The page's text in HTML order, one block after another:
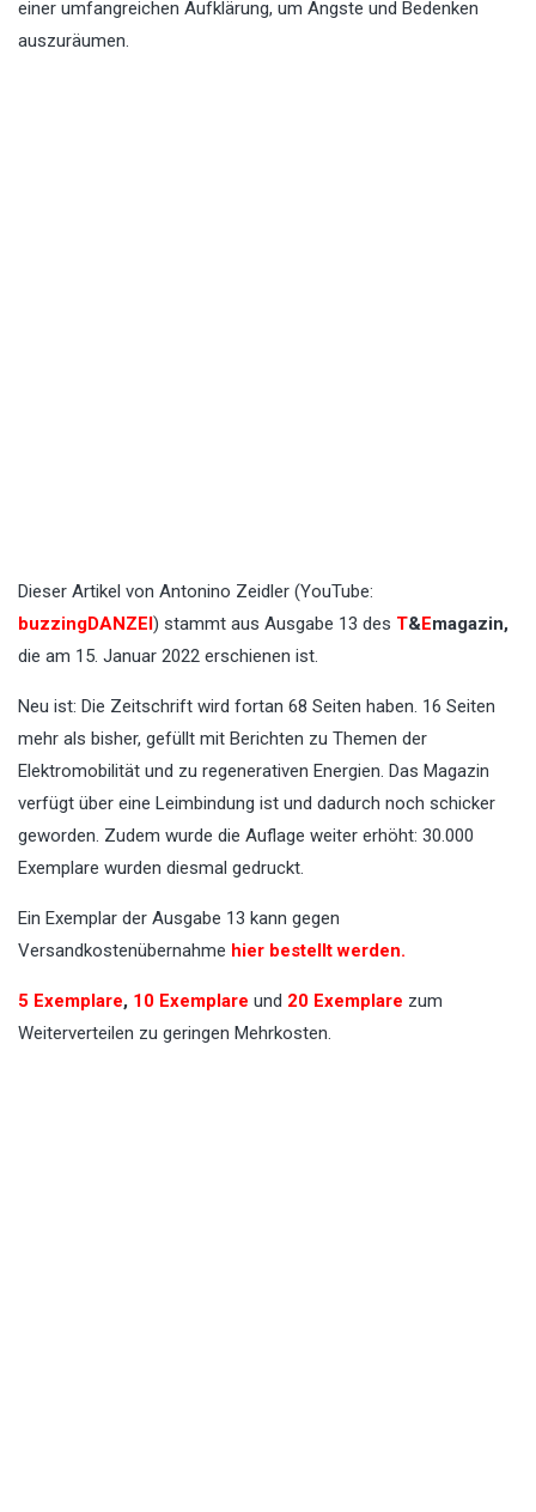
einer umfangreichen Aufklärung, um Ängste und Bedenken
auszuräumen.
Dieser Artikel von Antonino Zeidler (YouTube:
buzzingDANZEI ) stammt aus Ausgabe 13 des T&Emagazin,
die am 15. Januar 2022 erschienen ist.
Neu ist: Die Zeitschrift wird fortan 68 Seiten haben. 16 Seiten
mehr als bisher, gefüllt mit Berichten zu Themen der
Elektromobilität und zu regenerativen Energien. Das Magazin
verfügt über eine Leimbindung ist und dadurch noch schicker
geworden. Zudem wurde die Auflage weiter erhöht: 30.000
Exemplare wurden diesmal gedruckt.
Ein Exemplar der Ausgabe 13 kann gegen
Versandkostenübernahme hier bestellt werden.
5 Exemplare, 10 Exemplare und 20 Exemplare zum
Weiterverteilen zu geringen Mehrkosten.